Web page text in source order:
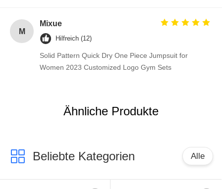
M
Mixue
Hilfreich (12)
Solid Pattern Quick Dry One Piece Jumpsuit for
Women 2023 Customized Logo Gym Sets
Ähnliche Produkte
Beliebte Kategorien Alle